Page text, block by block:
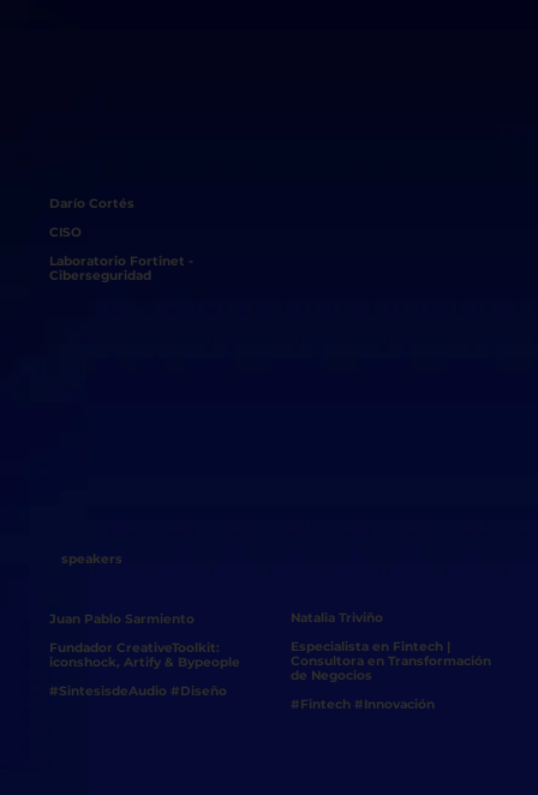
speakers
Juan Pablo Sarmiento
Fundador CreativeToolkit:
iconshock, Artify & Bypeople
#SintesisdeAudio #Diseño
Natalia Triviño
Especialista en Fintech |
Consultora en Transformación
de Negocios
#Fintech #Innovación
Darío Cortés
CISO
Laboratorio Fortinet -
Ciberseguridad